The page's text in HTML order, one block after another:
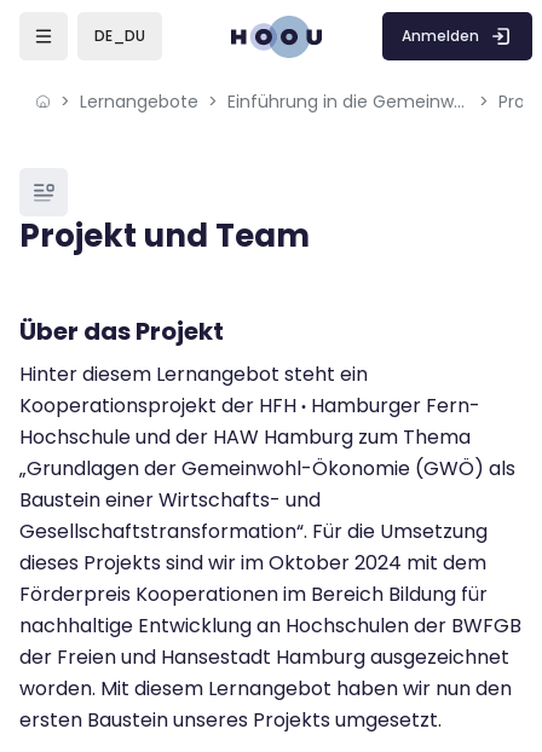
Skip to sidebar navigation menu
Skip to mobile navigation menu
DE_DU Anmelden
Lernangebote Einführung in die Gemeinwohl-Ökonomie (GWÖ)
Blöcke
Projekt und Team
Blöcke
Über das Projekt
Hinter diesem Lernangebot steht ein
Kooperationsprojekt der HFH · Hamburger Fern-
Hochschule und der HAW Hamburg zum Thema
„Grundlagen der Gemeinwohl-Ökonomie (GWÖ) als
Baustein einer Wirtschafts- und
Gesellschaftstransformation“. Für die Umsetzung
dieses Projekts sind wir im Oktober 2024 mit dem
Förderpreis Kooperationen im Bereich Bildung für
nachhaltige Entwicklung an Hochschulen der BWFGB
der Freien und Hansestadt Hamburg ausgezeichnet
worden. Mit diesem Lernangebot haben wir nun den
ersten Baustein unseres Projekts umgesetzt.